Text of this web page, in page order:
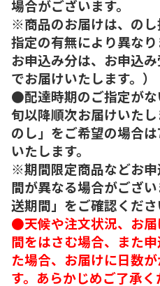
場合がございます。
※商品のお届けは、の
指定の有無により異な
お申込み分は、お申込
でお届けいたします。）
●配達時期のご指定が
旬以降順次お届けいた
のし」をご希望の場合
いたします。
※期間限定商品などお
間が異なる場合がござ
送期間」をご確認くださ
●天候や注文状況、お
間をはさむ場合、また
た場合、お届けに日数
す。あらかじめご了承く